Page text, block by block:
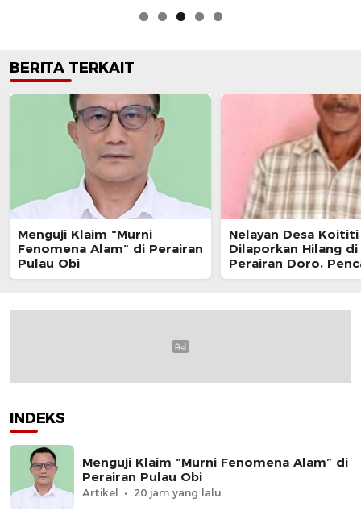
BERITA TERKAIT
Menguji Klaim “Murni
Fenomena Alam” di Perairan
Pulau Obi
Nelayan Desa Koititi
Dilaporkan Hilang di
Perairan Doro,
Masih Berlanjut
INDEKS
Menguji Klaim “Murni Fenomena Alam” di
Perairan Pulau Obi
Artikel 20 jam yang lalu